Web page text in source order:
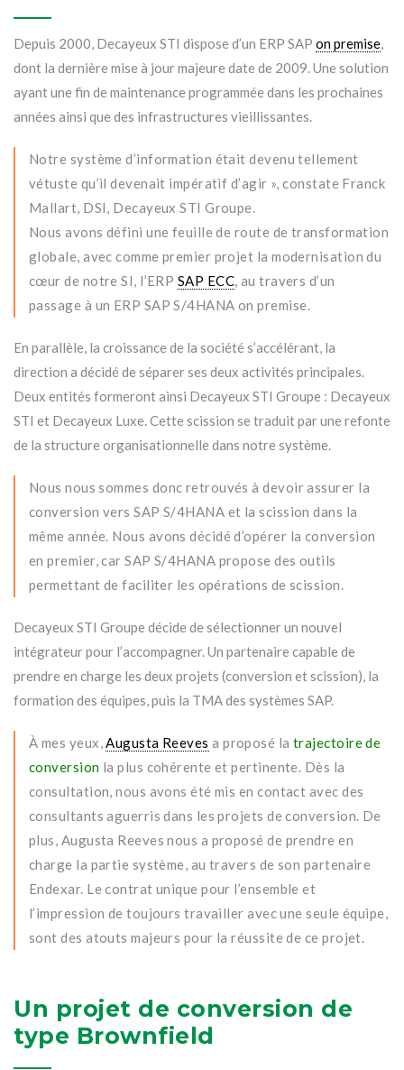
Depuis 2000, Decayeux STI dispose d’un ERP SAP on premise,
dont la dernière mise à jour majeure date de 2009. Une solution
ayant une fin de maintenance programmée dans les prochaines
années ainsi que des infrastructures vieillissantes.
Notre système d’information était devenu tellement
vétuste qu’il devenait impératif d’agir », constate Franck
Mallart, DSI, Decayeux STI Groupe.
Nous avons défini une feuille de route de transformation
globale, avec comme premier projet la modernisation du
cœur de notre SI, l’ERP SAP ECC, au travers d’un
passage à un ERP SAP S/4HANA on premise.
En parallèle, la croissance de la société s’accélérant, la
direction a décidé de séparer ses deux activités principales.
Deux entités formeront ainsi Decayeux STI Groupe : Decayeux
STI et Decayeux Luxe. Cette scission se traduit par une refonte
de la structure organisationnelle dans notre système.
Nous nous sommes donc retrouvés à devoir assurer la
conversion vers SAP S/4HANA et la scission dans la
même année. Nous avons décidé d’opérer la conversion
en premier, car SAP S/4HANA propose des outils
permettant de faciliter les opérations de scission.
Decayeux STI Groupe décide de sélectionner un nouvel
intégrateur pour l’accompagner. Un partenaire capable de
prendre en charge les deux projets (conversion et scission), la
formation des équipes, puis la TMA des systèmes SAP.
À mes yeux,Augusta Reeves a proposé latrajectoire de
conversion la plus cohérente et pertinente. Dès la
consultation, nous avons été mis en contact avec des
consultants aguerris dans les projets de conversion. De
plus, Augusta Reeves nous a proposé de prendre en
charge la partie système, au travers de son partenaire
Endexar. Le contrat unique pour l’ensemble et
l’impression de toujours travailler avec une seule équipe,
sont des atouts majeurs pour la réussite de ce projet.
Un projet de conversion de
type Brownfield